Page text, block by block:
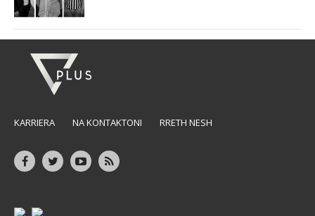
KARRIERA NA KONTAKTONI RRETH NESH